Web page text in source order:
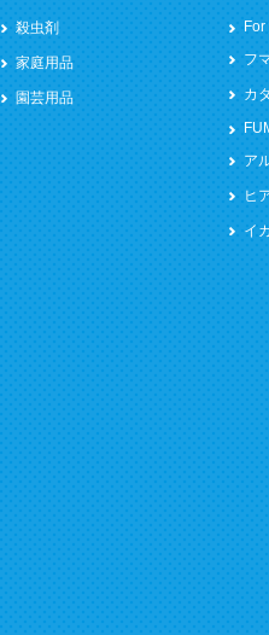
殺虫剤
家庭用品
園芸用品
For
フ
カ
ア
ヒ
イ